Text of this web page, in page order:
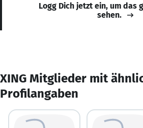
Logg Dich jetzt ein, um das
sehen.
XING Mitglieder mit
Profilangaben